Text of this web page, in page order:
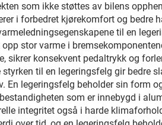
som ikke støttes av bilens
i forbedret kjørekomfort og bedre
til en
stor varme i
sikrer konsekvent pedaltrykk og
styrken til en legeringsfelg gir bedre
En legeringsfelg beholder sin form
som er innebygd i
integritet også i harde